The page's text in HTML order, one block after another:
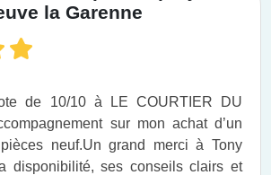
la Garenne
de 10/10 à LE COURTIER DU
sur mon achat d’un
neuf.​ Un grand merci à Tony
disponibilité, ses conseils clairs et